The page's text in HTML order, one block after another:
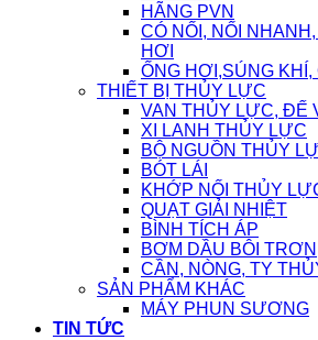
HÃNG PVN
CÓ NỐI, NỐI
HƠI
ỐNG HƠI,SÚNG KHÍ,
THIẾT BỊ THỦY LỰC
VAN THỦY LỰC, ĐẾ
XI LANH THỦY LỰC
BỘ NGUỒN THỦY
BÓT LÁI
KHỚP NỐI THỦY
QUẠT GIẢI NHIỆT
BÌNH TÍCH ÁP
BƠM DẦU BÔI TRƠN
CẦN, NÒNG, TY
SẢN PHẨM KHÁC
MÁY PHUN SƯƠNG
TIN TỨC